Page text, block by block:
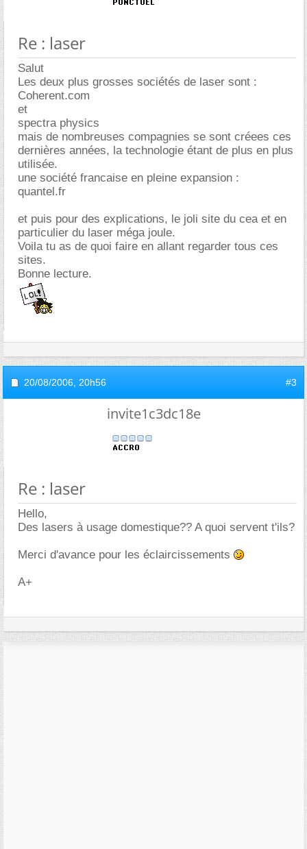
Re : laser
Salut
Les deux plus grosses sociétés de laser sont :
Coherent.com
et
spectra physics
mais de nombreuses compagnies se sont créees ces
dernières années, la technologie étant de plus en plus
utilisée.
une société francaise en pleine expansion :
quantel.fr
et puis pour des explications, le joli site du cea et en
particulier du laser méga joule.
Voila tu as de quoi faire en allant regarder tous ces
sites.
Bonne lecture.
20/08/2006, 20h56 #3
invite1c3dc18e
Re : laser
Hello,
Des lasers à usage domestique?? A quoi servent t'ils?
Merci d'avance pour les éclaircissements
A+